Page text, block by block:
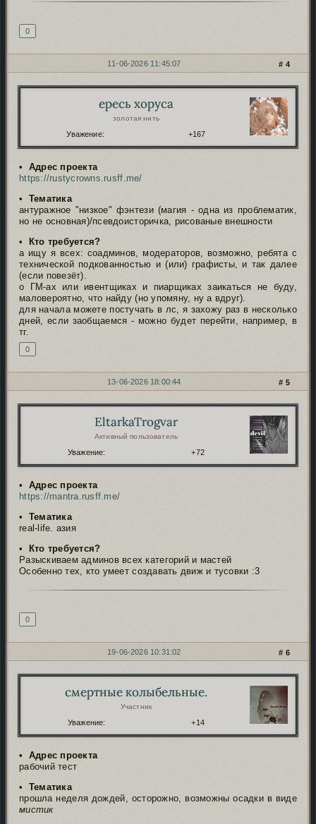
0
4
11-06-2026 11:45:07
ересь хоруса
золотая нить
Уважение: +167
• Адрес проекта
https://rustycrowns.rusff.me/
• Тематика
антуражное "низкое" фэнтези (магия - одна из проблематик,
но не основная)/псевдоисторичка, рисованые внешности
• Кто требуется?
а ищу я всех: соадминов, модераторов, возможно, ребята с
технической подкованностью и (или) графисты, и так далее
(если повезёт).
о ГМ-ах или ивентщиках и пиарщиках заикаться не буду,
маловероятно, что найду (но упомяну, ну а вдруг).
для начала можете постучать в лс, я захожу раз в несколько
дней, если заобщаемся - можно будет перейти, например, в
тг.
0
5
13-06-2026 18:00:44
EltarkaTrogvar
Активный пользователь
Уважение: +72
• Адрес проекта
https://mantra.rusff.me/
• Тематика
real-life. азия
• Кто требуется?
Разыскиваем админов всех категорий и мастей
Особенно тех, кто умеет создавать движ и тусовки :3
0
6
19-06-2026 10:31:02
смертные колыбельные.
Участник
Уважение: +14
• Адрес проекта
рабочий тест
• Тематика
прошла неделя дождей, осторожно, возможны осадки в виде
мистик